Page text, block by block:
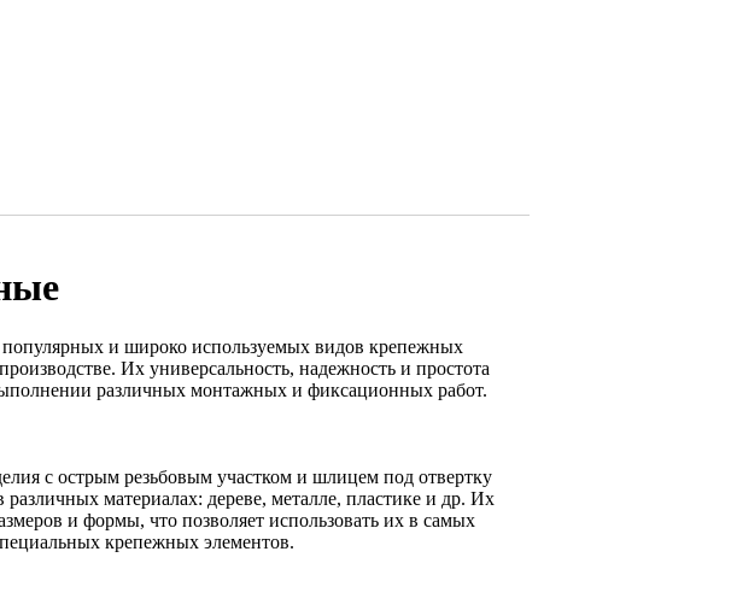
и широко используемых видов крепежных
Их универсальность, надежность и простота
различных монтажных и фиксационных работ.
с острым резьбовым участком и шлицем под отвертку
материалах: дереве, металле, пластике и др. Их
и формы, что позволяет использовать их в самых
крепежных элементов.